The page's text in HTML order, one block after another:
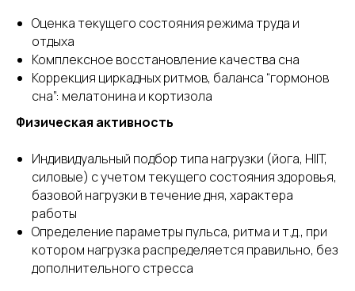
Оценка текущего состояния режима труда и
отдыха
Комплексное восстановление качества сна
Коррекция циркадных ритмов, баланса “гормонов
сна”: мелатонина и кортизола
Физическая активность
Индивидуальный подбор типа нагрузки (йога, HIIT,
силовые) с учетом текущего состояния здоровья,
базовой нагрузки в течение дня, характера
работы
Определение параметры пульса, ритма и т.д., при
котором нагрузка распределяется правильно, без
дополнительного стресса